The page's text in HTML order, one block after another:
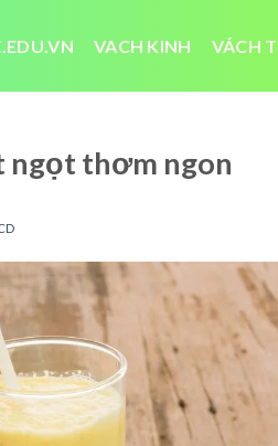
VACH KINH VÁCH
ngọt thơm ngon